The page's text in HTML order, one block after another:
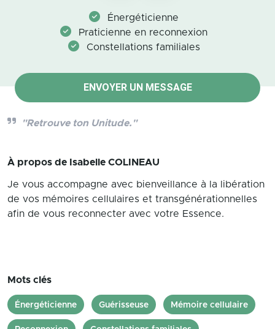
Énergéticienne
Praticienne en reconnexion
Constellations familiales
ENVOYER UN MESSAGE
"Retrouve ton Unitude."
À propos de Isabelle COLINEAU
Je vous accompagne avec bienveillance à la libération
de vos mémoires cellulaires et transgénérationnelles
afin de vous reconnecter avec votre Essence.
Mots clés
Énergéticienne Guérisseuse Mémoire cellulaire